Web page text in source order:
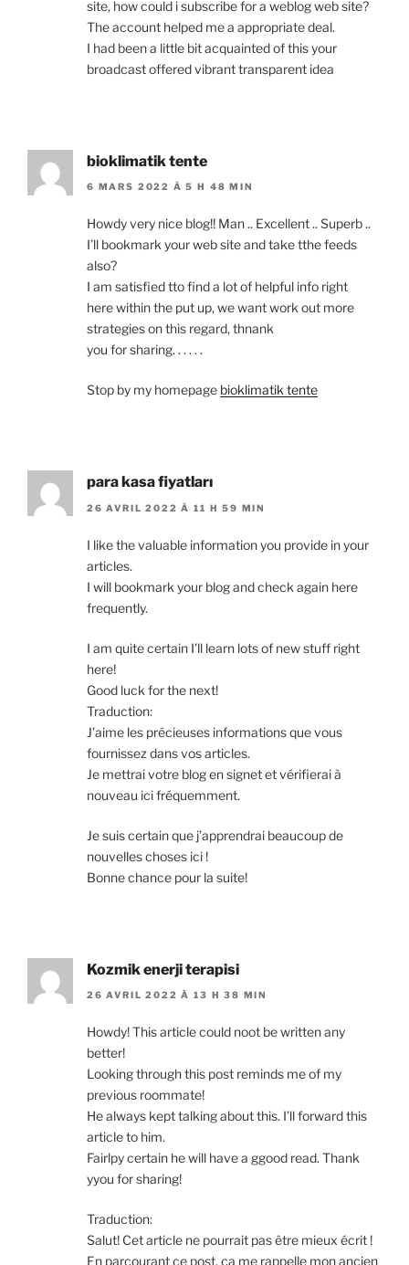
site, how could i subscribe for a weblog web site?
The account helped me a appropriate deal.
I had been a little bit acquainted of this your
broadcast offered vibrant transparent idea
bioklimatik tente
6 MARS 2022 À 5 H 48 MIN
Howdy very nice blog!! Man .. Excellent .. Superb ..
I’ll bookmark your web site and take tthe feeds
also?
I am satisfied tto find a lot of helpful info right
here within the put up, we want work out more
strategies on this regard, thnank
you for sharing. . . . . .
Stop by my homepage bioklimatik tente
para kasa fiyatları
26 AVRIL 2022 À 11 H 59 MIN
I like the valuable information you provide in your
articles.
I will bookmark your blog and check again here
frequently.
I am quite certain I’ll learn lots of new stuff right
here!
Good luck for the next!
Traduction:
J’aime les précieuses informations que vous
fournissez dans vos articles.
Je mettrai votre blog en signet et vérifierai à
nouveau ici fréquemment.
Je suis certain que j’apprendrai beaucoup de
nouvelles choses ici !
Bonne chance pour la suite!
Kozmik enerji terapisi
26 AVRIL 2022 À 13 H 38 MIN
Howdy! This article could noot be written any
better!
Looking through this post reminds me of my
previous roommate!
He always kept talking about this. I’ll forward this
article to him.
Fairlpy certain he will have a ggood read. Thank
yyou for sharing!
Traduction:
Salut! Cet article ne pourrait pas être mieux écrit !
En parcourant ce post, ça me rappelle mon ancien